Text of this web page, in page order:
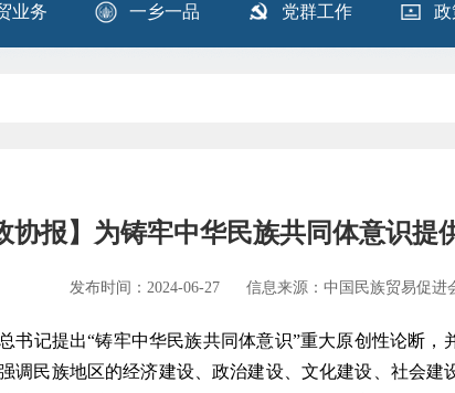
业务 一乡一品 党群工作 政
协报】为铸牢中华民族共同体意识提
发布时间：2024-06-27 信息来源：中国民族贸易促进
书记提出“铸牢中华民族共同体意识”重大原创性论断
调民族地区的经济建设、政治建设、文化建设、社会建